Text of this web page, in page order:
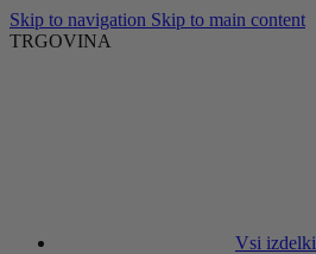
Skip to navigation Skip to main content
TRGOVINA
Vsi izdelki